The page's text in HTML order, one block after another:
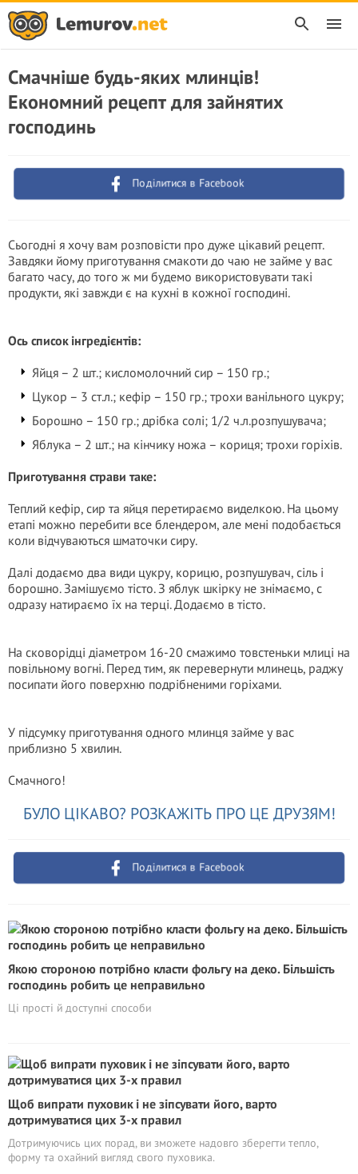
Смачніше будь-яких млинців!
Економний рецепт для зайнятих
господинь
Поділитися в Facebook
Сьогодні я хочу вам розповісти про дуже цікавий рецепт.
Завдяки йому приготування смакоти до чаю не займе у вас
багато часу, до того ж ми будемо використовувати такі
продукти, які завжди є на кухні в кожної господині.
Ось список інгредієнтів:
Яйця – 2 шт.; кисломолочний сир – 150 гр.;
Цукор – 3 ст.л.; кефір – 150 гр.; трохи ванільного цукру;
Борошно – 150 гр.; дрібка солі; 1/2 ч.л.розпушувача;
Яблука – 2 шт.; на кінчику ножа – кориця; трохи горіхів.
Приготування страви таке:
Теплий кефір, сир та яйця перетираємо виделкою. На цьому
етапі можно перебити все блендером, але мені подобається
коли відчуваються шматочки сиру.
Далі додаємо два види цукру, корицю, розпушувач, сіль і
борошно. Замішуємо тісто. З яблук шкірку не знімаємо, с
одразу натираємо їх на терці. Додаємо в тісто.
На сковорідці діаметром 16-20 смажимо товстеньки млиці на
повільному вогні. Перед тим, як перевернути млинець, раджу
посипати його поверхню подрібненими горіхами.
У підсумку приготування одного млинця займе у вас
приблизно 5 хвилин.
Смачного!
БУЛО ЦІКАВО? РОЗКАЖІТЬ ПРО ЦЕ ДРУЗЯМ!
Поділитися в Facebook
Якою стороною потрібно класти фольгу на деко. Більшість
господинь робить це неправильно
Ці прості й доступні способи
Щоб випрати пуховик і не зіпсувати його, варто
дотримуватися цих 3-х правил
Дотримуючись цих порад, ви зможете надовго зберегти тепло,
форму та охайний вигляд свого пуховика.